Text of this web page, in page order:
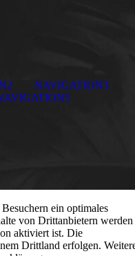
NAVIGATION3
ein optimales
von Drittanbietern
aktiviert ist. Die
Drittland erfolgen.